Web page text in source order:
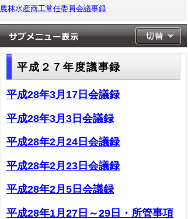
農林水産商工常任委員会議事録
平成２７年度議事録
平成28年3月17日会議録
平成28年3月3日会議録
平成28年2月24日会議録
平成28年2月23日会議録
平成28年2月5日会議録
平成28年1月27日～29日・所管事項